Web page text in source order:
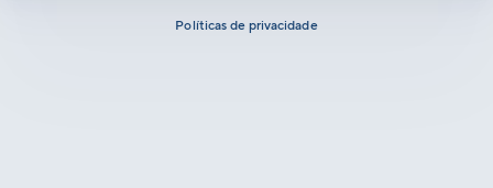
Políticas de privacidade